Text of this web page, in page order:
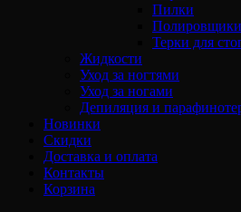
Пилки
Полировщики
Терки для
Жидкости
Уход за ногтями
Уход за ногами
Депиляция и
Новинки
Скидки
Доставка и оплата
Контакты
Корзина